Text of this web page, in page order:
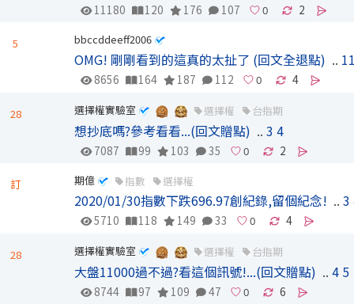
11180 120 176 107 2
5 bbccddeeff2006
OMG! 剛剛看到的這真的太扯了 (回文全退點) ..
8656 164 187 112 4
28 選擇權實驗室 選擇權 台指期
想抄底嗎?參考看看...(回文贈點) ..3 4
7087 99 103 35 2
訂 期億 指數 選擇權
2020/01/30指數下跌696.97創紀錄,留個紀念! ..3
5710 118 149 33 4
28 選擇權實驗室 選擇權 台指期
大盤11000過不過?看這個訊號!...(回文贈點) ..4 5
8744 97 109 47 6